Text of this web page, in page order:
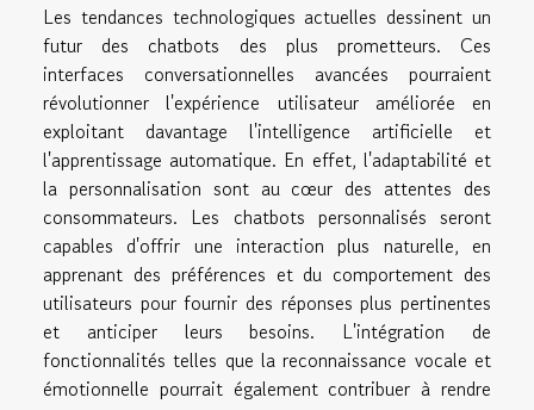
Les tendances technologiques actuelles dessinent un
futur des chatbots des plus prometteurs. Ces
interfaces conversationnelles avancées pourraient
révolutionner l'expérience utilisateur améliorée en
exploitant davantage l'intelligence artificielle et
l'apprentissage automatique. En effet, l'adaptabilité et
la personnalisation sont au cœur des attentes des
consommateurs. Les chatbots personnalisés seront
capables d'offrir une interaction plus naturelle, en
apprenant des préférences et du comportement des
utilisateurs pour fournir des réponses plus pertinentes
et anticiper leurs besoins. L'intégration de
fonctionnalités telles que la reconnaissance vocale et
émotionnelle pourrait également contribuer à rendre